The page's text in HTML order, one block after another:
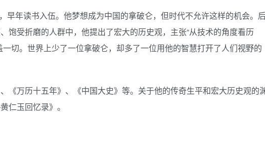
早年读书入伍。他梦想成为中国的拿破仑，但时代不允许这样的机会。
饱受折磨的人群中，他提出了宏大的历史观，主张“从技术的角度看历
切。世界上少了一位拿破仑，却多了一位用他的智慧打开了人们视野的
《万历十五年》、《中国大史》等。关于他的传奇生平和宏大历史观的
玉回忆录》。